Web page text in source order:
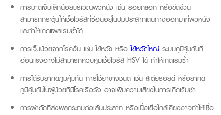
การบาดเจ็บเล็กน้อยบริเวณผิวหนัง เช่น รอยถลอก หรือขีดข่วน
สามารถกระตุ้นให้เชื้อไวรัสที่ซ่อนอยู่ในปมประสาทเดินทางออกมาที่ผิวหนัง
และทำให้เกิดแผลเริมซ้ำได้
การเจ็บป่วยจากโรคอื่น เช่น ไข้หวัด หรือไข้หวัดใหญ่ ระบบภูมิคุ้มกันที่
อ่อนแรงอาจไม่สามารถควบคุมเชื้อไวรัส HSVได้ ทำให้เกิดเริมซ้ำ
การได้รับยากดภูมิคุ้มกัน การใช้ยาบางชนิด เช่น สเตียรอยด์ หรือยากด
ภูมิคุ้มกันในผู้ป่วยที่มีโรคเรื้อรัง อาจเพิ่มความเสี่ยงในการเกิดเริมซ้ำ
การผ่าตัดที่ส่งผลกระทบต่อเส้นประสาท หรือเนื้อเยื่อใกล้เคียงอาจทำให้เชื้อ